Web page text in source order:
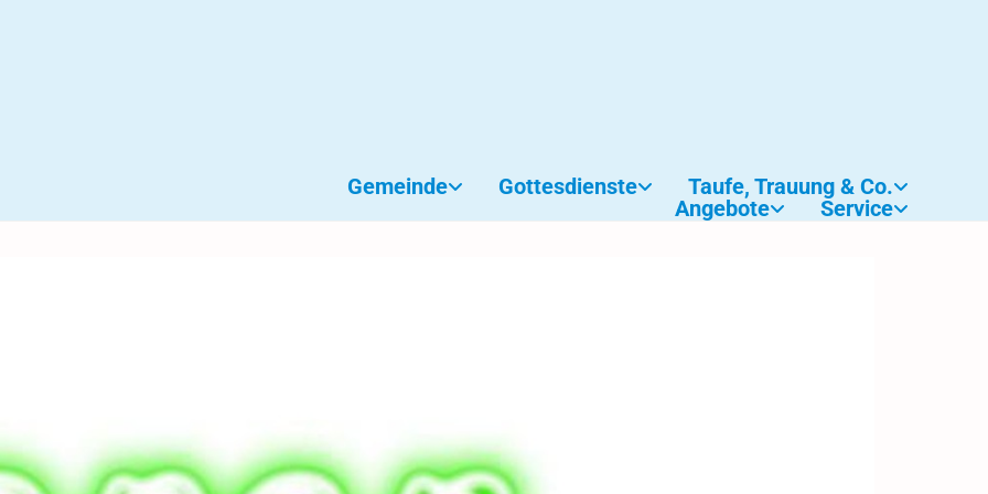
Gemeinde Gottesdienste
Taufe, Trauung & Co.
Angebote
Service